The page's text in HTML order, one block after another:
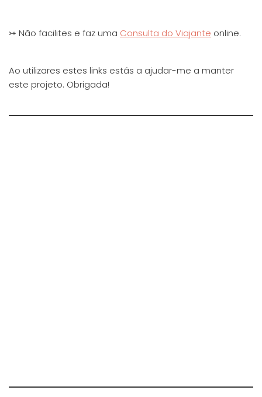
⤖ Não facilites e faz uma Consulta do Viajante online.
Ao utilizares estes links estás a ajudar-me a manter
este projeto. Obrigada!